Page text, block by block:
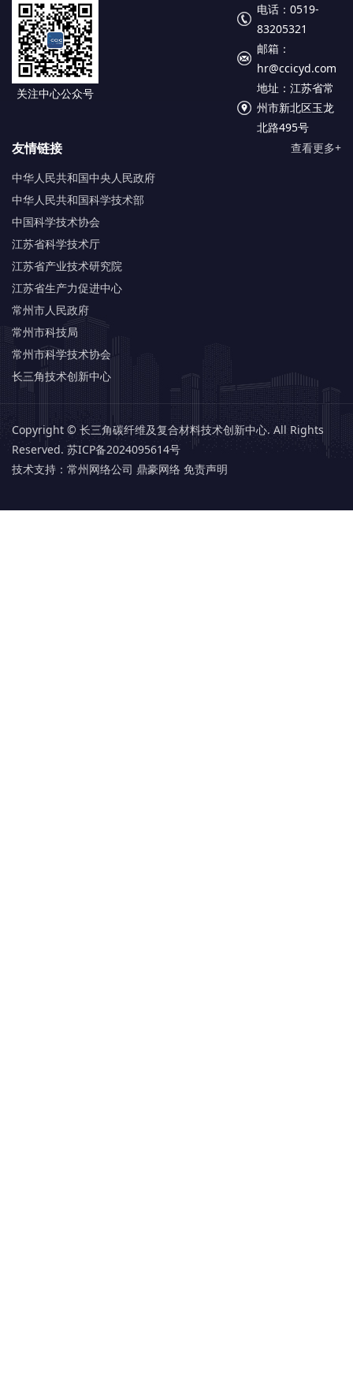
关注中心公众号
电话：0519-
83205321
邮箱：
hr@ccicyd.com
地址：江苏省常
州市新北区玉龙
北路495号
友情链接
查看更多+
中华人民共和国中央人民政府
中华人民共和国科学技术部
中国科学技术协会
江苏省科学技术厅
江苏省产业技术研究院
江苏省生产力促进中心
常州市人民政府
常州市科技局
常州市科学技术协会
长三角技术创新中心
Copyright © 长三角碳纤维及复合材料技术创新中心. All Rights
Reserved. 苏ICP备2024095614号
技术支持： 常州网络公司 鼎豪网络 免责声明